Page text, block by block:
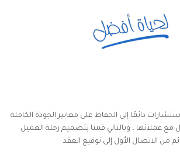
دائمًا إلى الحفاظ على معايير الجودة الكاملة
عملائها ، وبالتالي قمنا بتصميم رحلة العميل
من الاتصال الأول إلى توقيع العقد